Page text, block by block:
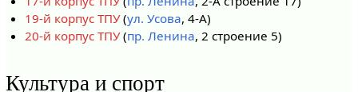
19-й корпус ТПУ(ул. Усова, 4-А)
20-й корпус ТПУ(пр. Ленина, 2 строение 5)
Культура и спорт